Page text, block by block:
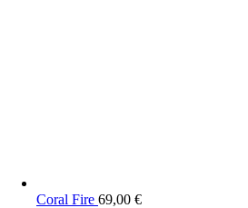
Coral Fire 69,00 €